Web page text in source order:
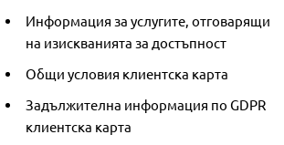
Информация за услугите, отговарящи
на изискванията за достъпност
Общи условия клиентска карта
Задължителна информация по GDPR
клиентска карта